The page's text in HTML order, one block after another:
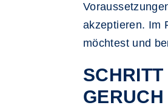
akzeptieren. Im
möchtest und